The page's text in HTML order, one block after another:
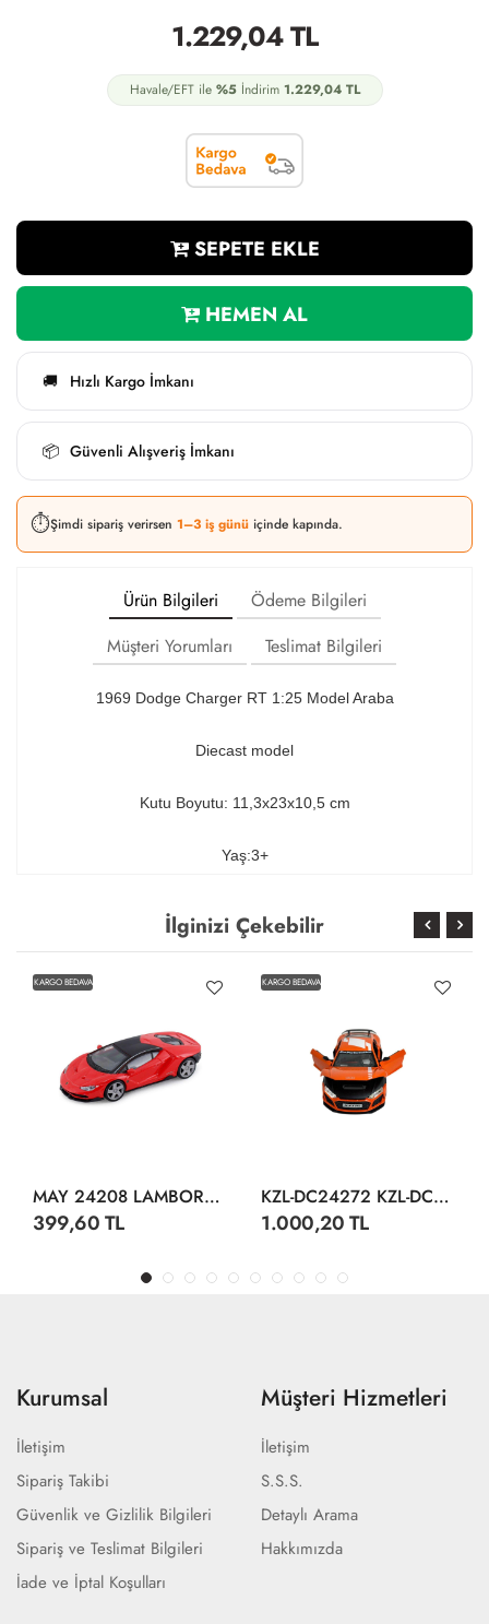
1.229,04TL
Havale/EFT ile %5İndirim 1.229,04TL
SEPETE EKLE
HEMEN AL
🚚 Hızlı Kargo İmkanı
📦 Güvenli Alışveriş İmkanı
⏱️Şimdi sipariş verirsen 1–3 iş günü içinde kapında.
Ürün Bilgileri
Ödeme Bilgileri
Müşteri Yorumları
Teslimat Bilgileri
1969 Dodge Charger RT 1:25 Model Araba
Diecast model
Kutu Boyutu: 11,3x23x10,5 cm
Yaş:3+
İlginizi Çekebilir
KARGO BEDAVA
MAY 24208 LAMBORGHİNİ CENTENARİO DİSPLAY 12 CM
399,60 TL
KARGO BEDAVA
KZL-DC24272 KZL-DC24272 AUDI R8 1:24 ISIKLI SESLI 32
1.000,20 TL
Kurumsal
İletişim
Sipariş Takibi
Güvenlik ve Gizlilik Bilgileri
Sipariş ve Teslimat Bilgileri
İade ve İptal Koşulları
Müşteri Hizmetleri
İletişim
S.S.S.
Detaylı Arama
Hakkımızda